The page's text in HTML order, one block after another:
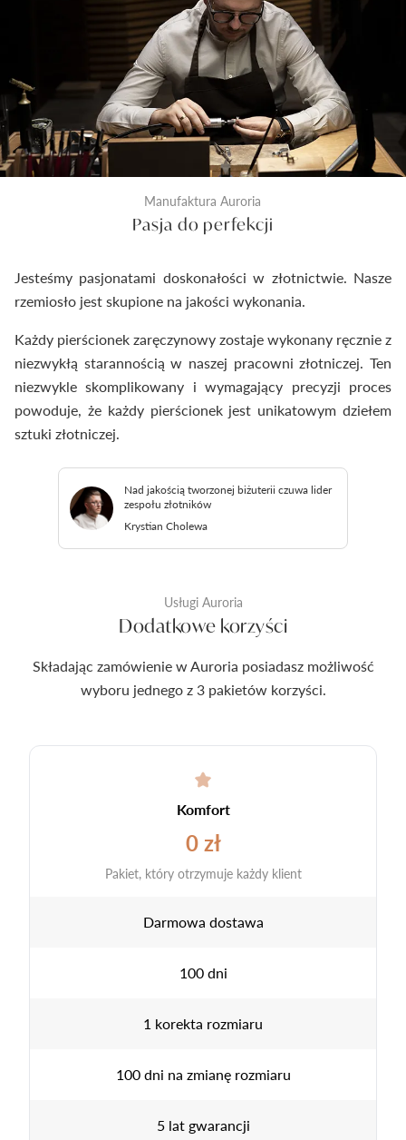
kontrola następuje tuż przed zamknięciem
pierścionka do pudełeczka. Dzięki temu
dostarczymy Ci wyroby jubilerskie najwyższej klasy.
Manufaktura Auroria
Pasja do perfekcji
Jesteśmy pasjonatami doskonałości w złotnictwie. Nasze
rzemiosło jest skupione na jakości wykonania.
Każdy pierścionek zaręczynowy zostaje wykonany ręcznie z
niezwykłą starannością w naszej pracowni złotniczej. Ten
niezwykle skomplikowany i wymagający precyzji proces
powoduje, że każdy pierścionek jest unikatowym dziełem
sztuki złotniczej.
Nad jakością tworzonej biżuterii czuwa lider
zespołu złotników
Krystian Cholewa
Usługi Auroria
Dodatkowe korzyści
Składając zamówienie w Auroria posiadasz możliwość
wyboru jednego z 3 pakietów korzyści.
Komfort
0 zł
Pakiet, który otrzymuje każdy klient
Darmowa dostawa
100 dni
1 korekta rozmiaru
100 dni na zmianę rozmiaru
5 lat gwarancji